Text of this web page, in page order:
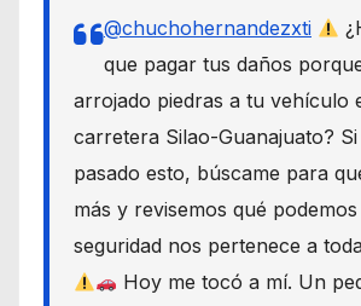
@chuchohernandezxti
que pagar tus daños
arrojado piedras a tu vehículo
carretera Silao-Guanajuato?
pasado esto, búscame para
más y revisemos qué podemos
seguridad nos pertenece a
Hoy me tocó a mí. Un